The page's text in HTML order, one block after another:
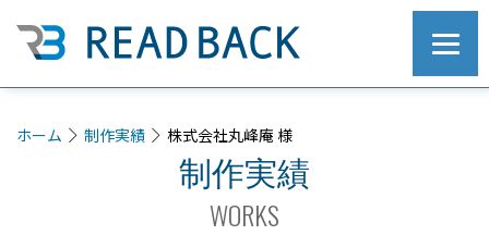
ホーム 制作実績 株式会社丸峰庵 様
制作実績
WORKS